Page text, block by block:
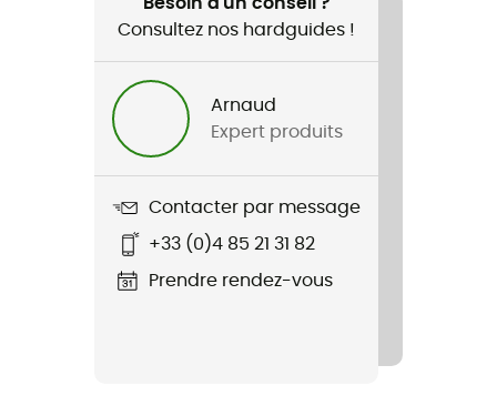
Consultez nos hardguides !
Arnaud
Expert produits
Contacter par message
+33 (0)4 85 21 31 82
Prendre rendez-vous